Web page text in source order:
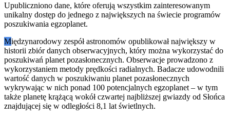
Upubliczniono dane, które oferują wszystkim zainteresowanym
unikalny dostęp do jednego z największych na świecie programów
poszukiwania egzoplanet.
Międzynarodowy zespół astronomów opublikował największy w
historii zbiór danych obserwacyjnych, który można wykorzystać do
poszukiwań planet pozasłonecznych. Obserwacje prowadzono z
wykorzystaniem metody prędkości radialnych. Badacze udowodnili
wartość danych w poszukiwaniu planet pozasłonecznych
wykrywając w nich ponad 100 potencjalnych egzoplanet – w tym
także planetę krążącą wokół czwartej najbliższej gwiazdy od Słońca
znajdującej się w odległości 8,1 lat świetlnych.